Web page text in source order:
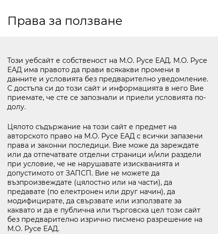
Права за ползване
Този уебсайт е собственост на М.О. Русе EАД. М.О. Русе
EАД има правото да прави всякакви промени в
данните и условията без предварително уведомление.
С достъпа си до този сайт и информацията в него Вие
приемате, че сте се запознали и приели условията по-
долу.
Цялото съдържание на този сайт е предмет на
авторското право на М.О. Русе EАД с всички запазени
права и законни последици. Вие може да зареждате
или да отпечатвате отделни страници и/или раздели
при условие, че не нарушавате изискванията и
допустимото от ЗАПСП. Вие не можете да
възпроизвеждате (цялостно или на части), да
предавате (по електронен или друг начин), да
модифицирате, да свързвате или използвате за
каквато и да е публична или търговска цел този сайт
без предварително изрично писмено разрешение на
М.О. Русе EАД.
ATTRACTIONS
PROMOTIONS
KABOOM
CINEMA
ABOUT MALL ROUSSE
CONTACTS